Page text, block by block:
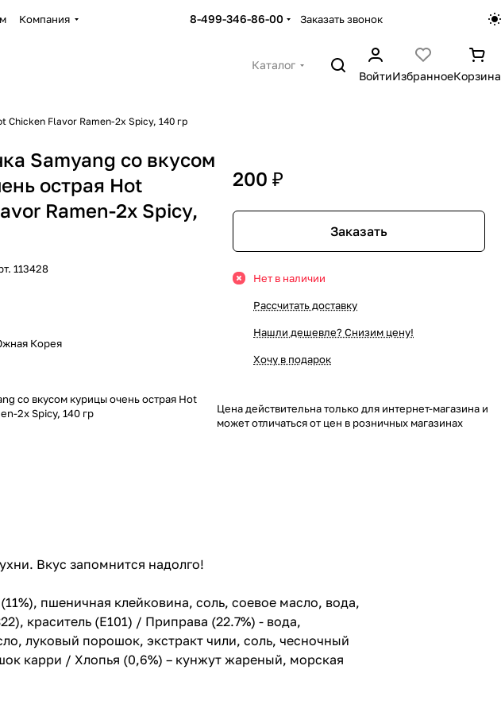
Компания 8-499-346-86-00 Заказать звонок
Каталог
ВойтиИзбранноеКорзина
Chicken Flavor Ramen-2x Spicy, 140 гр
Samyang со вкусом
острая Hot
Ramen-2x Spicy,
113428
Корея
со вкусом курицы очень острая Hot
2x Spicy, 140 гр
200 ₽
Заказать
Нет в наличии
Рассчитать доставку
Нашли дешевле? Снизим цену!
Хочу в подарок
Цена действительна только для интернет-магазина и
может отличаться от цен в розничных магазинах
Вкус запомнится надолго!
пшеничная клейковина, соль, соевое масло, вода,
краситель (Е101) / Приправа (22.7%) - вода,
луковый порошок, экстракт чили, соль, чесночный
карри / Хлопья (0,6%) – кунжут жареный, морская